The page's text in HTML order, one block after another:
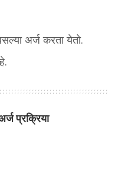
अर्ज करता येतो.
प्रक्रिया